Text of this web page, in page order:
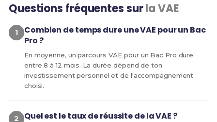
Questions fréquentes surla VAE
Combien de temps dure une VAE pour un Bac
Pro ?
En moyenne, un parcours VAE pour un Bac Pro dure
entre 8 à 12 mois. La durée dépend de ton
investissement personnel et de l'accompagnement
choisi.
Quel est le taux de réussite de la VAE ?